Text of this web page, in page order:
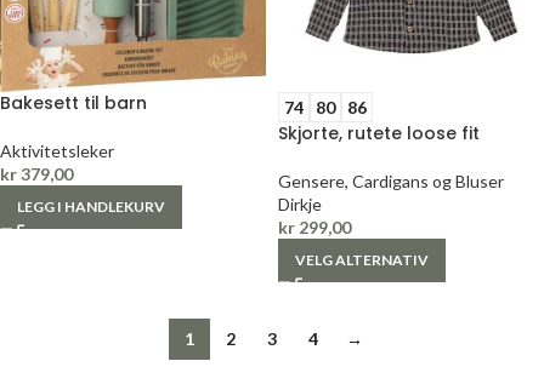
Bakesett til barn
Aktivitetsleker
kr379,00
LEGG I HANDLEKURV
74 80 86
Skjorte, rutete loose fit
Gensere, Cardigans og Bluser
Dirkje
kr 299,00
VELG ALTERNATIV
1 2 3 4 →